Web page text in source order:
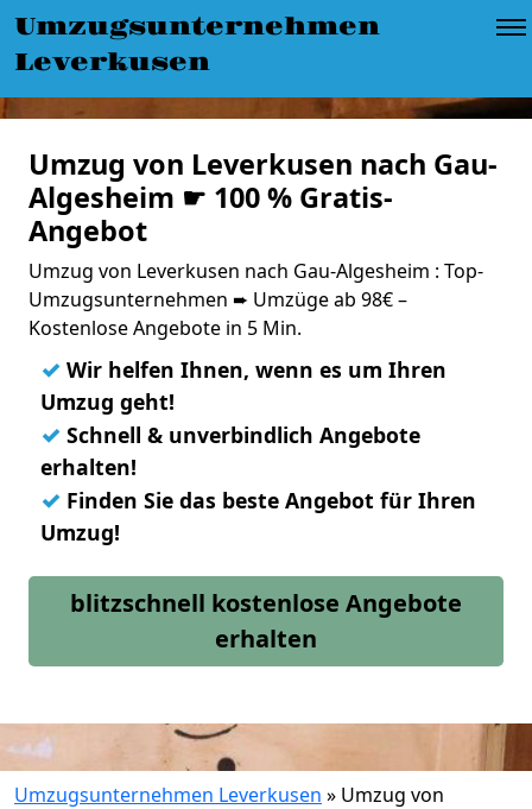
Umzugsunternehmen
Leverkusen
Umzug von Leverkusen nach Gau-
Algesheim ☛ 100 % Gratis-
Angebot
Umzug von Leverkusen nach Gau-Algesheim : Top-
Umzugsunternehmen ➨ Umzüge ab 98€ –
Kostenlose Angebote in 5 Min.
✓ Wir helfen Ihnen, wenn es um Ihren
Umzug geht!
✓ Schnell & unverbindlich Angebote
erhalten!
✓ Finden Sie das beste Angebot für Ihren
Umzug!
blitzschnell kostenlose Angebote
erhalten
Umzugsunternehmen Leverkusen » Umzug von